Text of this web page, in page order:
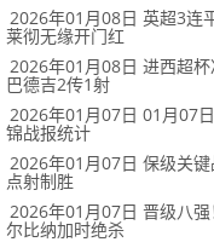
2026年01月08日 英超3连
莱彻无缘开门红
2026年01月08日 进西超
巴德吉2传1射
2026年01月07日 01月07
锦战报统计
2026年01月07日 保级关
点射制胜
2026年01月07日 晋级八
尔比纳加时绝杀